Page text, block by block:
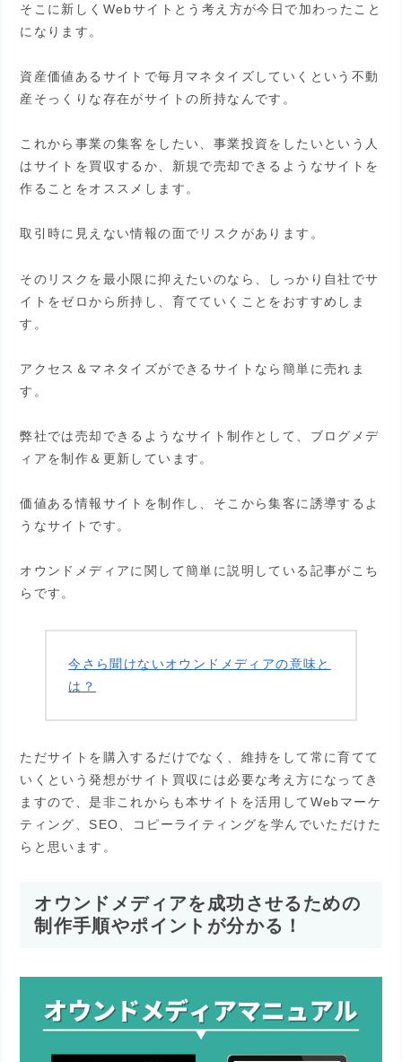
そこに新しくWebサイトとう考え方が今日で加わったこと
になります。
資産価値あるサイトで毎月マネタイズしていくという不動
産そっくりな存在がサイトの所持なんです。
これから事業の集客をしたい、事業投資をしたいという人
はサイトを買収するか、新規で売却できるようなサイトを
作ることをオススメします。
取引時に見えない情報の面でリスクがあります。
そのリスクを最小限に抑えたいのなら、しっかり自社でサ
イトをゼロから所持し、育てていくことをおすすめしま
す。
アクセス＆マネタイズができるサイトなら簡単に売れま
す。
弊社では売却できるようなサイト制作として、ブログメデ
ィアを制作＆更新しています。
価値ある情報サイトを制作し、そこから集客に誘導するよ
うなサイトです。
オウンドメディアに関して簡単に説明している記事がこち
らです。
今さら聞けないオウンドメディアの意味と
は？
ただサイトを購入するだけでなく、維持をして常に育てて
いくという発想がサイト買収には必要な考え方になってき
ますので、是非これからも本サイトを活用してWebマーケ
ティング、SEO、コピーライティングを学んでいただけた
らと思います。
オウンドメディアを成功させるための
制作手順やポイントが分かる！